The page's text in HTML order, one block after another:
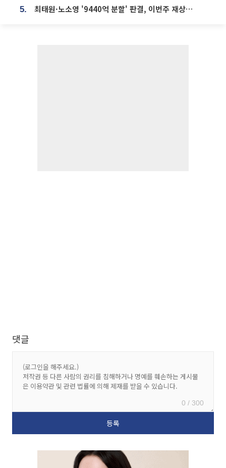
5. 최태원·노소영 '9440억 분할' 판결, 이번주 재상고 여부 주목
댓글
0 / 300